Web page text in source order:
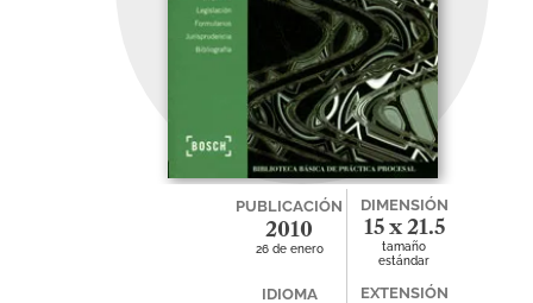
PUBLICACIÓN
2010
26 de enero
DIMENSIÓN
15 x 21.5
tamaño
estándar
IDIOMA EXTENSIÓN